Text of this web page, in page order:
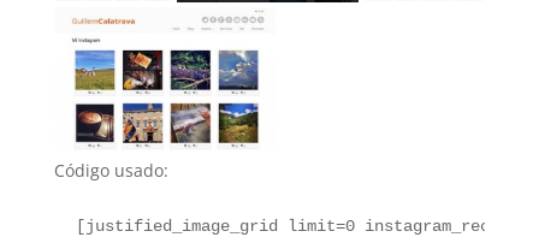
Código usado:
[justified_image_grid limit=0